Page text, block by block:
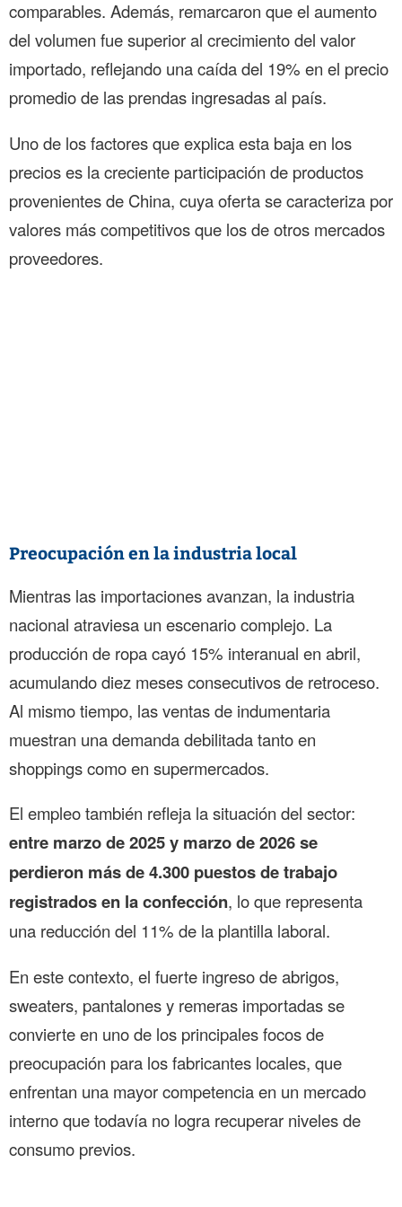
comparables. Además, remarcaron que el aumento
del volumen fue superior al crecimiento del valor
importado, reflejando una caída del 19% en el precio
promedio de las prendas ingresadas al país.
Uno de los factores que explica esta baja en los
precios es la creciente participación de productos
provenientes de China, cuya oferta se caracteriza por
valores más competitivos que los de otros mercados
proveedores.
Preocupación en la industria local
Mientras las importaciones avanzan, la industria
nacional atraviesa un escenario complejo. La
producción de ropa cayó 15% interanual en abril,
acumulando diez meses consecutivos de retroceso.
Al mismo tiempo, las ventas de indumentaria
muestran una demanda debilitada tanto en
shoppings como en supermercados.
El empleo también refleja la situación del sector:
entre marzo de 2025 y marzo de 2026 se
perdieron más de 4.300 puestos de trabajo
registrados en la confección, lo que representa
una reducción del 11% de la plantilla laboral.
En este contexto, el fuerte ingreso de abrigos,
sweaters, pantalones y remeras importadas se
convierte en uno de los principales focos de
preocupación para los fabricantes locales, que
enfrentan una mayor competencia en un mercado
interno que todavía no logra recuperar niveles de
consumo previos.